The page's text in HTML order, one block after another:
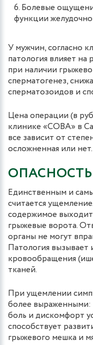
Болевые
функции
У мужчин, согласно
патология влияет
при наличии
сперматогенез,
сперматозоидов и
Цена операции (в
клинике «СОВА» в
все зависит от
осложненная или нет.
ОПАСНОСТЬ
Единственным и
считается
содержимое
грыжевые ворота.
органы не могут
Патология
кровообращения
тканей.
При ущемлении
более выраженными:
боль и дискомфорт
способствует
грыжевого мешка и